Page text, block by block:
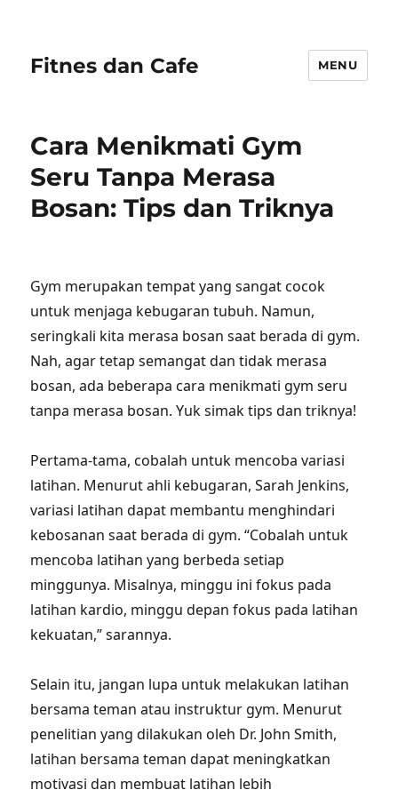
Fitnes dan Cafe MENU
Cara Menikmati Gym
Seru Tanpa Merasa
Bosan: Tips dan Triknya
Gym merupakan tempat yang sangat cocok
untuk menjaga kebugaran tubuh. Namun,
seringkali kita merasa bosan saat berada di gym.
Nah, agar tetap semangat dan tidak merasa
bosan, ada beberapa cara menikmati gym seru
tanpa merasa bosan. Yuk simak tips dan triknya!
Pertama-tama, cobalah untuk mencoba variasi
latihan. Menurut ahli kebugaran, Sarah Jenkins,
variasi latihan dapat membantu menghindari
kebosanan saat berada di gym. “Cobalah untuk
mencoba latihan yang berbeda setiap
minggunya. Misalnya, minggu ini fokus pada
latihan kardio, minggu depan fokus pada latihan
kekuatan,” sarannya.
Selain itu, jangan lupa untuk melakukan latihan
bersama teman atau instruktur gym. Menurut
penelitian yang dilakukan oleh Dr. John Smith,
latihan bersama teman dapat meningkatkan
motivasi dan membuat latihan lebih